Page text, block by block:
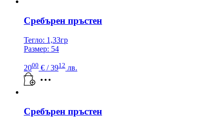
Сребърен пръстен
Тегло: 1,33гр
Размер: 54
2000 € / 3912 лв.
Сребърен пръстен